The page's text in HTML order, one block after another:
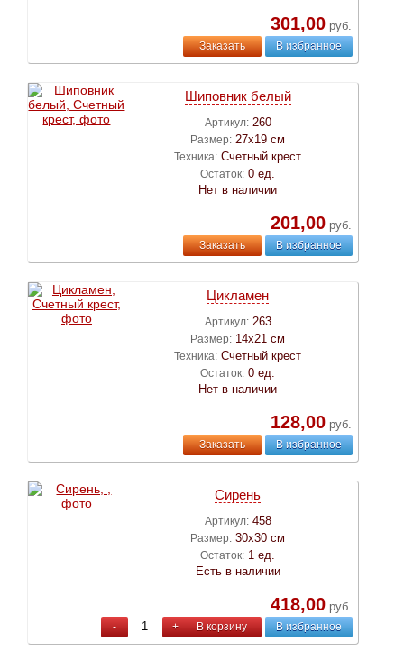
301,00руб.
Заказать В избранное
Шиповник белый
Артикул: 260
Размер: 27х19 см
Техника: Счетный крест
Остаток: 0 ед.
Нет в наличии
201,00руб.
Заказать В избранное
Цикламен
Артикул: 263
Размер: 14х21 см
Техника: Счетный крест
Остаток: 0 ед.
Нет в наличии
128,00руб.
Заказать В избранное
Сирень
Артикул: 458
Размер: 30х30 см
Остаток: 1 ед.
Есть в наличии
418,00руб.
- + В корзину В избранное